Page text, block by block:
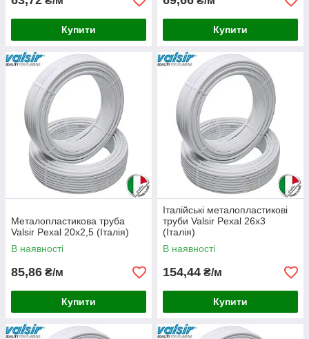
Купити Купити
Металопластикова труба
Valsir Pexal 20x2,5 (Італія)
В наявності
85,86 ₴/м
Купити
Італійські металопластикові
труби Valsir Pexal 26x3
(Італія)
В наявності
154,44 ₴/м
Купити